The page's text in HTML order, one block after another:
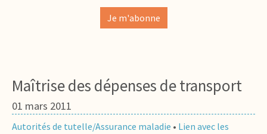
Je m'abonne
Maîtrise des dépenses de transport
01 mars 2011
Autorités de tutelle/Assurance maladie • Lien avec les